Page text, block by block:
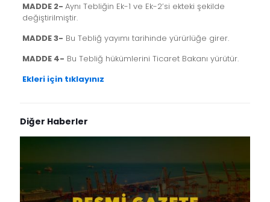
MADDE 2- Aynı Tebliğin Ek-1 ve Ek-2’si ekteki şekilde
değiştirilmiştir.
MADDE 3- Bu Tebliğ yayımı tarihinde yürürlüğe girer.
MADDE 4- Bu Tebliğ hükümlerini Ticaret Bakanı yürütür.
Ekleri için tıklayınız
Diğer Haberler